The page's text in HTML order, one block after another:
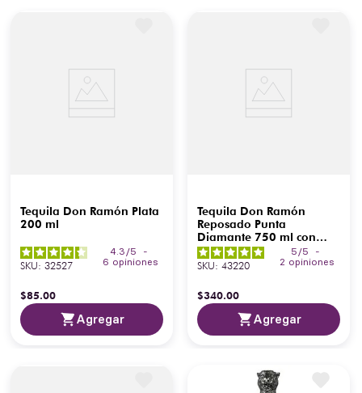
Tequila Don Ramón Plata
200 ml
4.3 /5
-
6 opiniones
SKU: 32527
$85.00
Agregar
Tequila Don Ramón
Reposado Punta
Diamante 750 ml con
Pachita 200 ml
5 /5
-
2 opiniones
SKU: 43220
$340.00
Agregar